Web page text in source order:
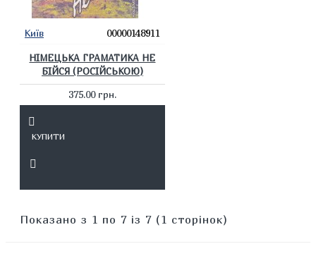
Київ 00000148911
НІМЕЦЬКА ГРАМАТИКА НЕ
БІЙСЯ (РОСІЙСЬКОЮ)
375.00 грн.
КУПИТИ
Показано з 1 по 7 із 7 (1 сторінок)